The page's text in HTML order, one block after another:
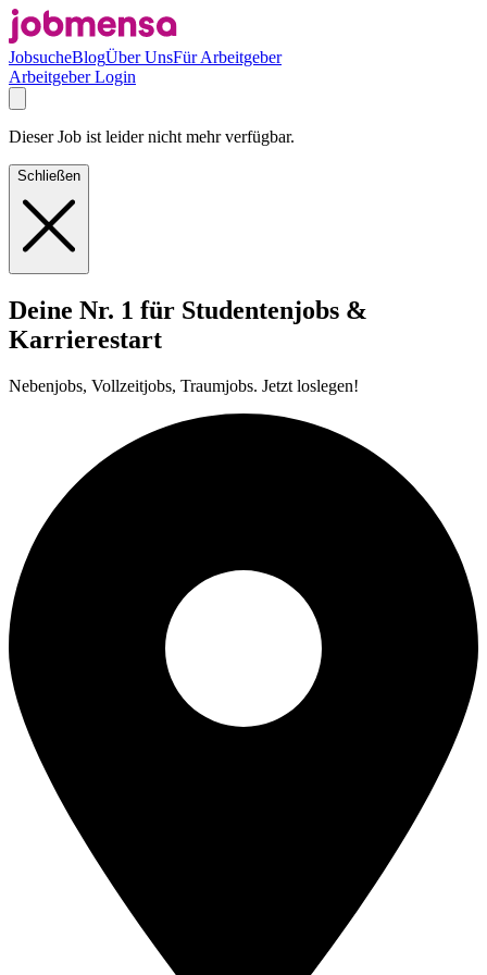
JobsucheBlogÜber UnsFür Arbeitgeber
Arbeitgeber Login
Dieser Job ist leider nicht mehr verfügbar.
Schließen
Deine Nr. 1 für Studentenjobs &
Karrierestart
Nebenjobs, Vollzeitjobs, Traumjobs. Jetzt loslegen!